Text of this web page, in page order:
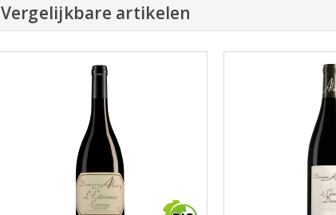
Vergelijkbare artikelen